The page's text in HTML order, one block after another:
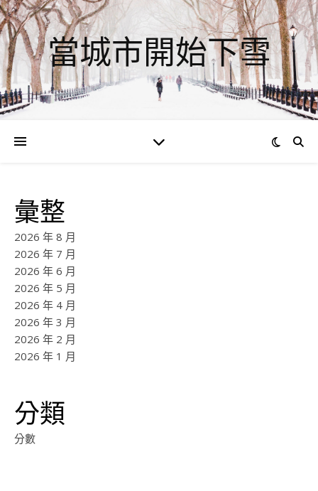
當城市開始下雪
彙整
2026 年 8 月
2026 年 7 月
2026 年 6 月
2026 年 5 月
2026 年 4 月
2026 年 3 月
2026 年 2 月
2026 年 1 月
分類
分數